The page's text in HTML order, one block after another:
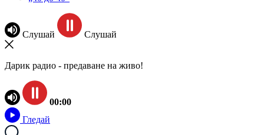
Слушай Слушай
Дарик радио - предаване на живо!
00:00
Гледай